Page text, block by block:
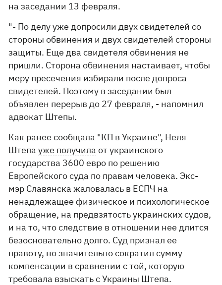
на заседании 13 февраля.
"- По делу уже допросили двух свидетелей со
стороны обвинения и двух свидетелей стороны
защиты. Еще два свидетеля обвинения не
пришли. Сторона обвинения настаивает, чтобы
меру пресечения избирали после допроса
свидетелей. Поэтому в заседании был
объявлен перерыв до 27 февраля, - напомнил
адвокат Штепы.
Как ранее сообщала "КП в Украине", Неля
Штепауже получила от украинского
государства 3600 евро по решению
Европейского суда по правам человека. Экс-
мэр Славянска жаловалась в ЕСПЧ на
ненадлежащее физическое и психологическое
обращение, на предвзятость украинских судов,
и на то, что следствие в отношении нее длится
безосновательно долго. Суд признал ее
правоту, но значительно сократил сумму
компенсации в сравнении с той, которую
требовала взыскать с Украины Штепа.